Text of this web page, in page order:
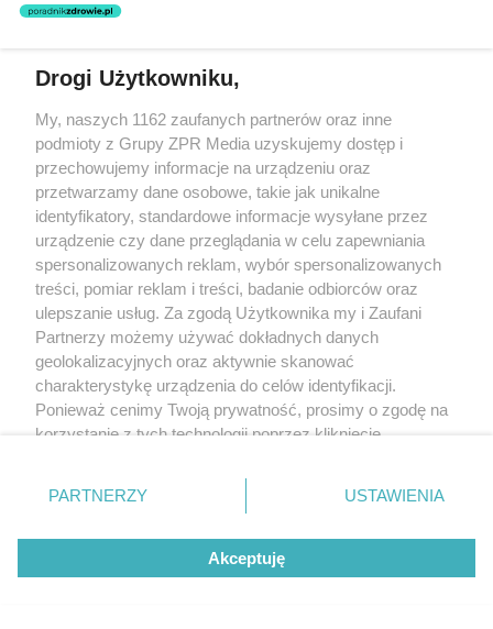
Daleko do pięciu porcji dziennie.
Badanie pokazuje, jak Polacy
naprawdę jedzą warzywa i owoce
TEKST SPONSOROWANY
Drogi Użytkowniku,
My, naszych 1162 zaufanych partnerów oraz inne
podmioty z Grupy ZPR Media uzyskujemy dostęp i
przechowujemy informacje na urządzeniu oraz
przetwarzamy dane osobowe, takie jak unikalne
identyfikatory, standardowe informacje wysyłane przez
urządzenie czy dane przeglądania w celu zapewniania
spersonalizowanych reklam, wybór spersonalizowanych
treści, pomiar reklam i treści, badanie odbiorców oraz
ulepszanie usług. Za zgodą Użytkownika my i Zaufani
Partnerzy możemy używać dokładnych danych
geolokalizacyjnych oraz aktywnie skanować
charakterystykę urządzenia do celów identyfikacji.
Ponieważ cenimy Twoją prywatność, prosimy o zgodę na
korzystanie z tych technologii poprzez kliknięcie
zmienić/wycofać klikając przycisk ustawień prywatności
znajdujący się w lewym dolnym rogu strony
rodzaje przetwarzania danych nie wymagają zgody
użytkownika, ale masz prawo sprzeciwić się takiemu
przetwarzaniu. Preferencje będą miały zastosowanie tylko
PARTNERZY USTAWIENIA
Akceptuję